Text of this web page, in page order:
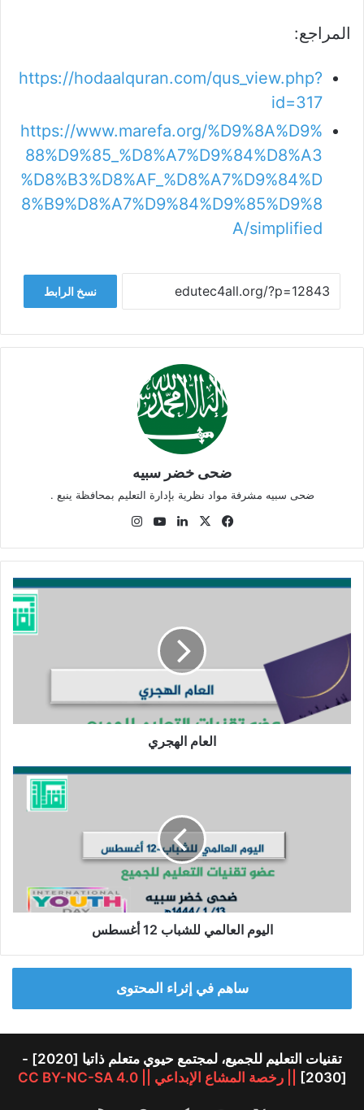
المراجع:
https://hodaalquran.com/qus_view.php?
id=317
https://www.marefa.org/%D9%8A%D9%
88%D9%85_%D8%A7%D9%84%D8%A3
%D8%B3%D8%AF_%D8%A7%D9%84%D
8%B9%D8%A7%D9%84%D9%85%D9%8
A/simplified
نسخ الرابط
ضحى خضر سبيه
ضحى سبيه مشرفة مواد نظرية بإدارة التعليم بمحافظة ينبع .
فيسبوك
‫X لينكدإن‫YouTube
العام
العام الهجري
اليوم
اليوم العالمي للشباب 12 أغسطس
ساهم في إثراء المحتوى
تقنيات التعليم للجميع، لمجتمع حيوي متعلم ذاتيا [2020] -
[2030]
|| رخصة المشاع الإبداعي || CC BY-NC-SA 4.0